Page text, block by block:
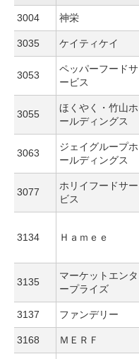
3004 神栄
3035 ケイティケイ
3053
ペッパーフードサ
ービス
3055
ほくやく・竹山ホ
ールディングス
3063
ジェイグループホ
ールディングス
3077
ホリイフードサー
ビス
3134 Ｈａｍｅｅ
3135
マーケットエンタ
ープライズ
3137 ファンデリー
3168 ＭＥＲＦ